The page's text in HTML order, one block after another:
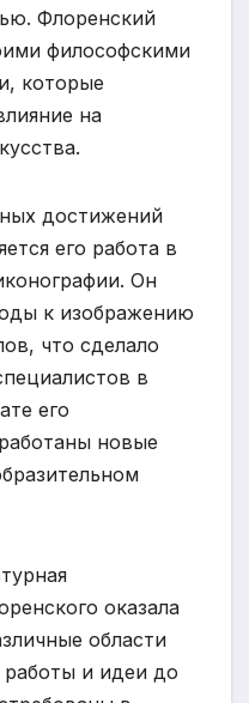
Флоренский
философскими
которые
на
достижений
его работа в
Он
к изображению
что сделало
в
его
новые
оказала
области
работы и идеи до